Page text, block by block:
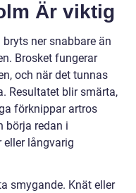
Är viktig
ner snabbare än
Brosket fungerar
och när det tunnas
Resultatet blir smärta,
förknippar artros
börja redan i
eller långvarig
smygande. Knät eller